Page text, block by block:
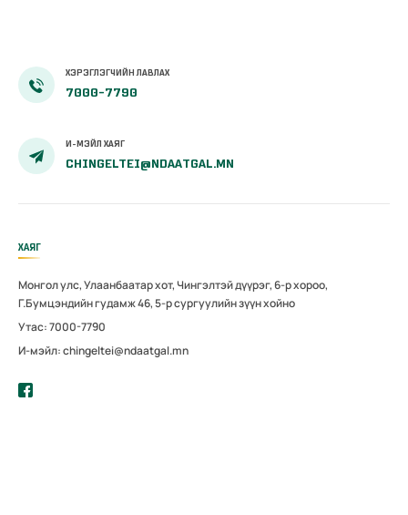
ХЭРЭГЛЭГЧИЙН ЛАВЛАХ
7000-7790
И-МЭЙЛ ХАЯГ
CHINGELTEI@NDAATGAL.MN
ХАЯГ
Монгол улс, Улаанбаатар хот, Чингэлтэй дүүрэг, 6-р хороо,
Г.Бумцэндийн гудамж 46, 5-р сургуулийн зүүн хойно
Утас: 7000-7790
И-мэйл: chingeltei@ndaatgal.mn